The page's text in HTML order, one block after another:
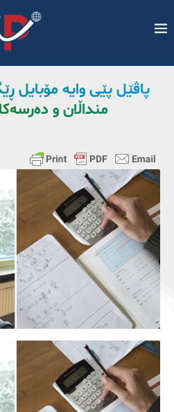
پاڤێل پێی وایە مۆبایل
منداڵان و